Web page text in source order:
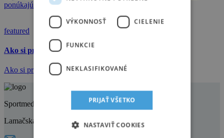
ponúkajú vám za malý príplatok dlhší model.
featured
Ako si pripraviť a vybrať výstroj na snowboardovanie
Ako si pripraviť snowboardovú výbavu.
Sportmedia s.r.o
Lamačská cesta 45, 841 03 Bratislava
VÝKONNOSŤ CIELENIE
FUNKCIE
NEKLASIFIKOVANÉ
PRIJAŤ VŠETKO
NASTAVIŤ COOKIES